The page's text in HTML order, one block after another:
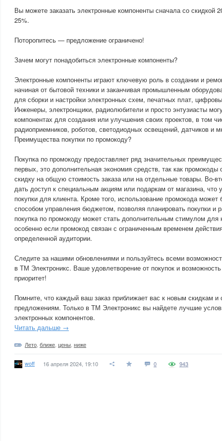
Вы можете заказать электронные компоненты сначала со скидкой
25%.
Поторопитесь — предложение ограничено!
Зачем могут понадобиться электронные компоненты?
Электронные компоненты играют ключевую роль в создании и
начиная от бытовой техники и заканчивая промышленным
для сборки и настройки электронных схем, печатных плат,
Инженеры, электронщики, радиолюбители и просто энтузиасты
компонентах для создания или улучшения своих проектов, в том
радиоприемников, роботов, светодиодных освещений, датчиков и
Преимущества покупки по промокоду?
Покупка по промокоду предоставляет ряд значительных
первых, это дополнительная экономия средств, так как
скидку на общую стоимость заказа или на отдельные товары. Во-
дать доступ к специальным акциям или подаркам от магазина, что
покупки для клиента. Кроме того, использование промокода
способом управления бюджетом, позволяя планировать покупки и
покупка по промокоду может стать дополнительным стимулом для
особенно если промокод связан с ограниченным временем
определенной аудитории.
Следите за нашими обновлениями и пользуйтесь всеми
в ТМ Электроникс. Ваше удовлетворение от покупок и
приоритет!
Помните, что каждый ваш заказ приближает вас к новым скидкам и
предложениям. Только в ТМ Электроникс вы найдете лучшие
электронных компонентов.
Читать дальше →
Лето ближе цены ниже
woff 16 апреля 2024, 19:10 0 943